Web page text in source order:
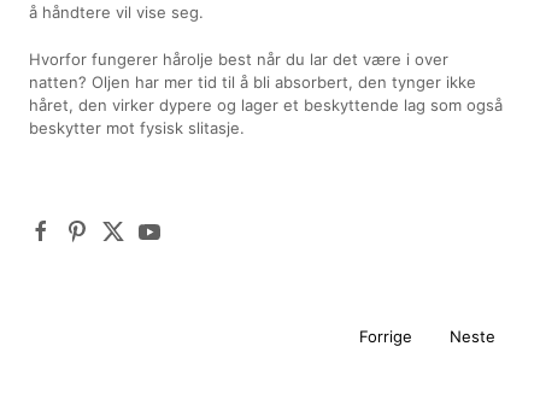
å håndtere vil vise seg.
Hvorfor fungerer hårolje best når du lar det være i over
natten? Oljen har mer tid til å bli absorbert, den tynger ikke
håret, den virker dypere og lager et beskyttende lag som også
beskytter mot fysisk slitasje.
Forrige Neste